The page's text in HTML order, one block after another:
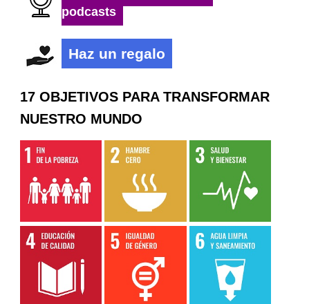
podcasts
Haz un regalo
17 OBJETIVOS PARA TRANSFORMAR
NUESTRO MUNDO